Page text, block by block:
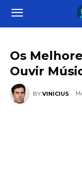
Os
Ouvir
BY VINICIUS